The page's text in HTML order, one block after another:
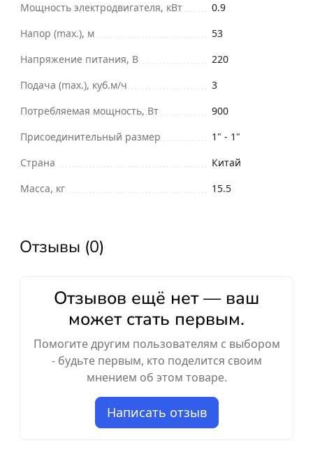
Мощность электродвигателя, кВт
0.9
Напор (max.), м
53
Напряжение питания, В
220
Подача (max.), куб.м/ч
3
Потребляемая мощность, Вт
900
Присоединительный размер
1" - 1"
Страна
Китай
Масса, кг
15.5
Отзывы (0)
Отзывов ещё нет — ваш
может стать первым.
Помогите другим пользователям с выбором
- будьте первым, кто поделится своим
мнением об этом товаре.
Написать отзыв